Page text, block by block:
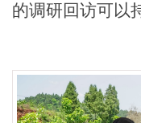
的调研回访可以